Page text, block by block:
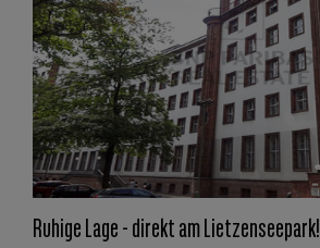
Ruhige Lage - direkt am Lietzenseepark!